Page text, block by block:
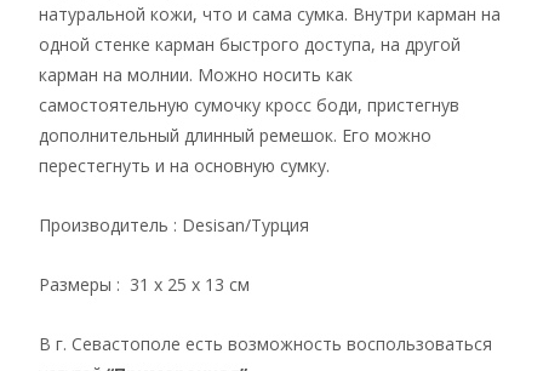
натуральной кожи, что и сама сумка. Внутри карман на
одной стенке карман быстрого доступа, на другой
карман на молнии. Можно носить как
самостоятельную сумочку кросс боди, пристегнув
дополнительный длинный ремешок. Его можно
перестегнуть и на основную сумку.
Производитель : Desisan/Турция
Размеры : 31 х 25 х 13 см
В г. Севастополе есть возможность воспользоваться